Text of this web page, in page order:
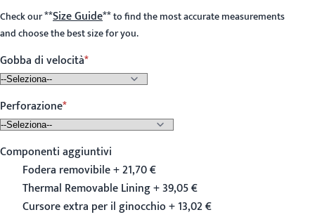
Check our**Size Guide**to find the most accurate measurements
and choose the best size for you.
Gobba di velocità
Perforazione
Componenti aggiuntivi
Fodera removibile + 21,70 €
Thermal Removable Lining + 39,05 €
Cursore extra per il ginocchio + 13,02 €